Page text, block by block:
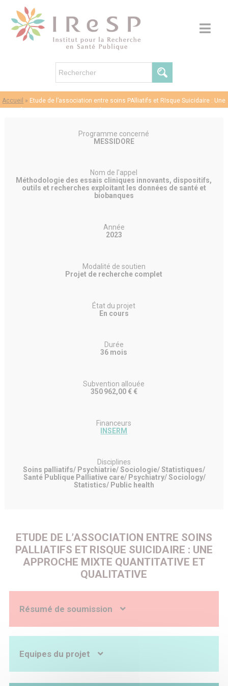
Accueil » Etude de l’association entre soins PAlliatifs et RIsque Suicidaire : Une
approche mixte quantitative et qualitative
Programme concerné
MESSIDORE
Nom de l'appel
Méthodologie des essais cliniques innovants, dispositifs,
outils et recherches exploitant les données de santé et
biobanques
Année
2023
Modalité de soutien
Projet de recherche complet
État du projet
En cours
Durée
36 mois
Subvention allouée
350 962,00 € €
Financeurs
INSERM
Disciplines
Soins palliatifs/ Psychiatrie/ Sociologie/ Statistiques/
Santé Publique Palliative care/ Psychiatry/ Sociology/
Statistics/ Public health
ETUDE DE L’ASSOCIATION ENTRE SOINS
PALLIATIFS ET RISQUE SUICIDAIRE : UNE
APPROCHE MIXTE QUANTITATIVE ET
QUALITATIVE
Résumé de soumission
Contexte
augmenté grâce à l’amélioration des conditions de vie et
aux progrès médicaux conduisant à une réduction de la
Equipes du projet